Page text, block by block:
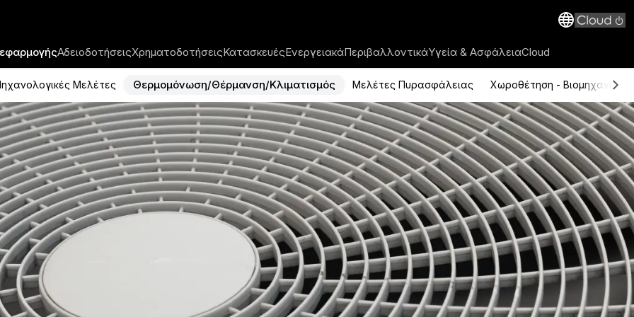
ΑδειοδοτήσειςΧρηματοδοτήσειςΚατασκευέςΕνεργειακάΠεριβαλλοντικάΥγεία & ΑσφάλειαCloud
Μελέτες Θερμομόνωση/Θέρμανση/Κλιματισμός Μελέτες Πυρασφάλειας
Χωροθέτηση - Βιομηχανίες